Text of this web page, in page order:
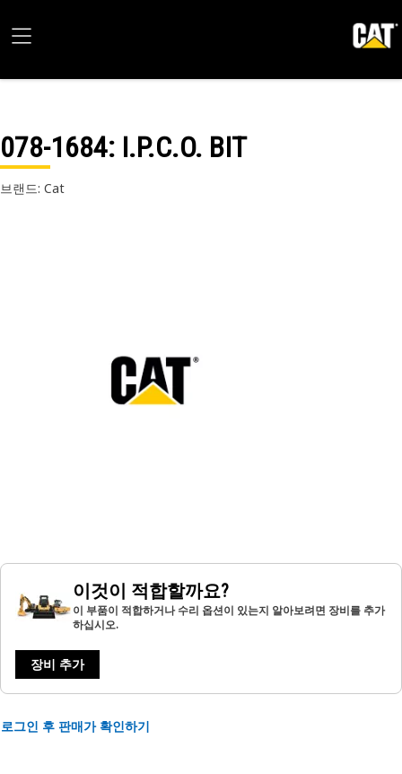
078-1684: I.P.C.O. BIT
브랜드: Cat
이것이 적합할까요?
이 부품이 적합하거나 수리 옵션이 있는지 알아보려면 장비를 추가
하십시오.
장비 추가
로그인 후 판매가 확인하기